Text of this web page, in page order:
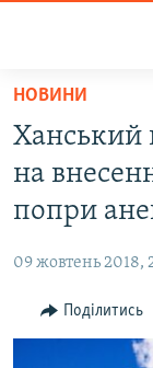
Перейти
основного
матеріалу
до
основної
Перейти
до
БЛОГИ
ПОГЛЯД
НОВИНИ
Ханський
на
попри
09 жовтень 2018,
Поділитись